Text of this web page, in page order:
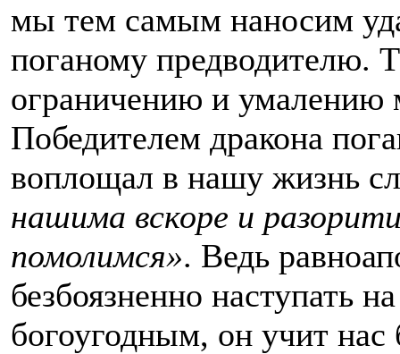
мы тем самым наносим
поганому предводителю.
ограничению и умалению
Победителем дракона
воплощал в нашу жизнь
нашима вскоре и
помолимся». Ведь
безбоязненно наступать
богоугодным, он учит нас